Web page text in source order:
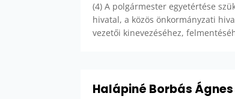
(4) A polgármester egyetértése
hivatal, a közös önkormányzati
vezetői kinevezéséhez,
Halápiné Borbás